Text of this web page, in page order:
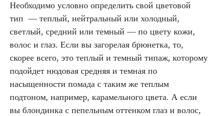
Необходимо условно определить свой цветовой
тип — теплый, нейтральный или холодный,
светлый, средний или темный — по цвету кожи,
волос и глаз. Если вы загорелая брюнетка, то,
скорее всего, это теплый и темный типаж, которому
подойдет нюдовая средняя и темная по
насыщенности помада с таким же теплым
подтоном, например, карамельного цвета. А если
вы блондинка с пепельным оттенком глаз и волос,